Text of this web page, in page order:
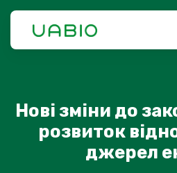
Нові зміни до
розвиток
джерел